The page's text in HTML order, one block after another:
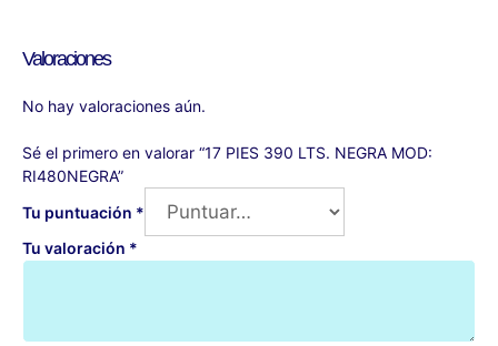
Valoraciones
No hay valoraciones aún.
Sé el primero en valorar “17 PIES 390 LTS. NEGRA MOD:
RI480NEGRA”
Tu puntuación *
Tu valoración *